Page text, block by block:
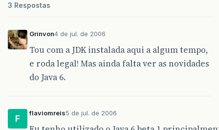
3 Respostas
Grinvon4 de jul. de 2006
Tou com a JDK instalada aqui a algum tempo,
e roda legal! Mas ainda falta ver as novidades
do Java 6.
F
flaviomreis5 de jul. de 2006